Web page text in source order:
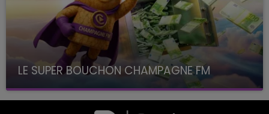
LE SUPER BOUCHON CHAMPAGNE FM
avec La Famille Champagne FM, à 8H10